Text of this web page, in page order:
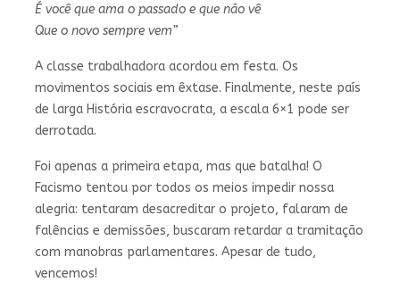
É você que ama o passado e que não vê
Que o novo sempre vem”
A classe trabalhadora acordou em festa. Os
movimentos sociais em êxtase. Finalmente, neste país
de larga História escravocrata, a escala 6×1 pode ser
derrotada.
Foi apenas a primeira etapa, mas que batalha! O
Facismo tentou por todos os meios impedir nossa
alegria: tentaram desacreditar o projeto, falaram de
falências e demissões, buscaram retardar a tramitação
com manobras parlamentares. Apesar de tudo,
vencemos!